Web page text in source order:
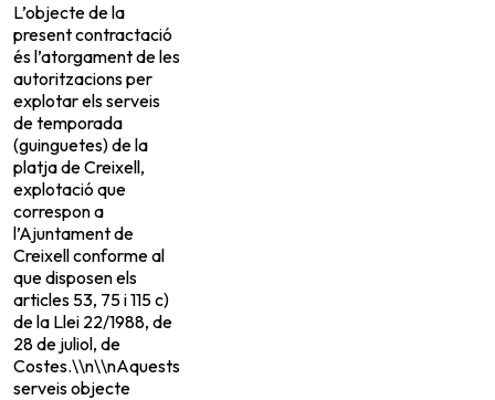
L’objecte de la
present contractació
és l’atorgament de les
autoritzacions per
explotar els serveis
de temporada
(guinguetes) de la
platja de Creixell,
explotació que
correspon a
l’Ajuntament de
Creixell conforme al
que disposen els
articles 53, 75 i 115 c)
de la Llei 22/1988, de
28 de juliol, de
Costes.\\n\\nAquests
serveis objecte